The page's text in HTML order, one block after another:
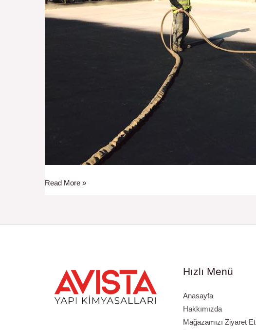
Read More »
Hızlı Menü
Anasayfa
Hakkımızda
Mağazamızı Ziyaret Et